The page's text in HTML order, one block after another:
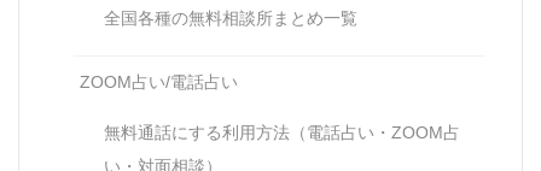
全国各種の無料相談所まとめ一覧
ZOOM占い/電話占い
無料通話にする利用方法（電話占い・ZOOM占
い・対面相談）